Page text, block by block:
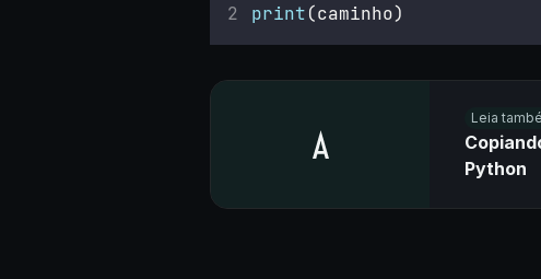
print(caminho)
Leia
Python